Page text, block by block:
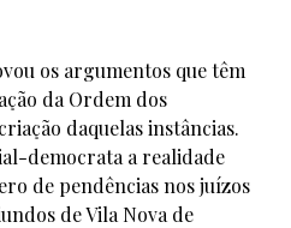
os argumentos que têm
da Ordem dos
daquelas instâncias.
democrata a realidade
de pendências nos juízos
de Vila Nova de